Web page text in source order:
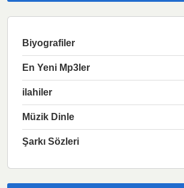
Biyografiler
En Yeni Mp3ler
ilahiler
Müzik Dinle
Şarkı Sözleri